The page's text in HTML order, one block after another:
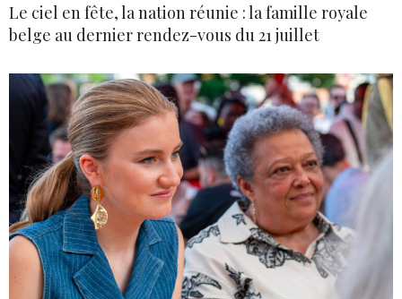
Le ciel en fête, la nation réunie : la famille royale
belge au dernier rendez-vous du 21 juillet